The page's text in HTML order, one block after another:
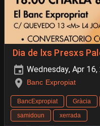
Dia de lxs Presxs
Wednesday, Apr
Banc Expropiat
BancExpropiat Gràcia
samidoun
xerrada